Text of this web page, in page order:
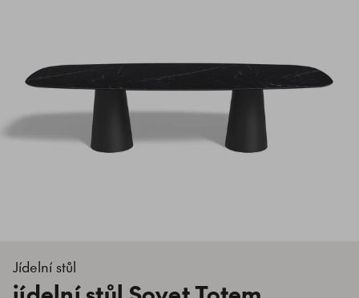
Jídelní stůl